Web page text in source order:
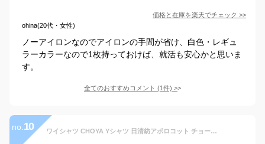
価格と在庫を楽天でチェック >>
ohina(20代・女性)
ノーアイロンなのでアイロンの手間が省け、白色・レギュ
ラーカラーなので1枚持っておけば、就活も安心かと思いま
す。
全てのおすすめコメント (1件) >
no. 10 ワイシャツ CHOYA Yシャツ 日清紡アポロコット チョーヤシャツ メンズ 長袖ドレスシャツ 綿100% 形態安定 ホワイト 白ブロード レギュラーカラー チョウヤシャツ 高級 上質 CHOYA SHIRT FACTORY(cfd000-100) 就活 冠婚葬祭 【review】 2210ft 2212de